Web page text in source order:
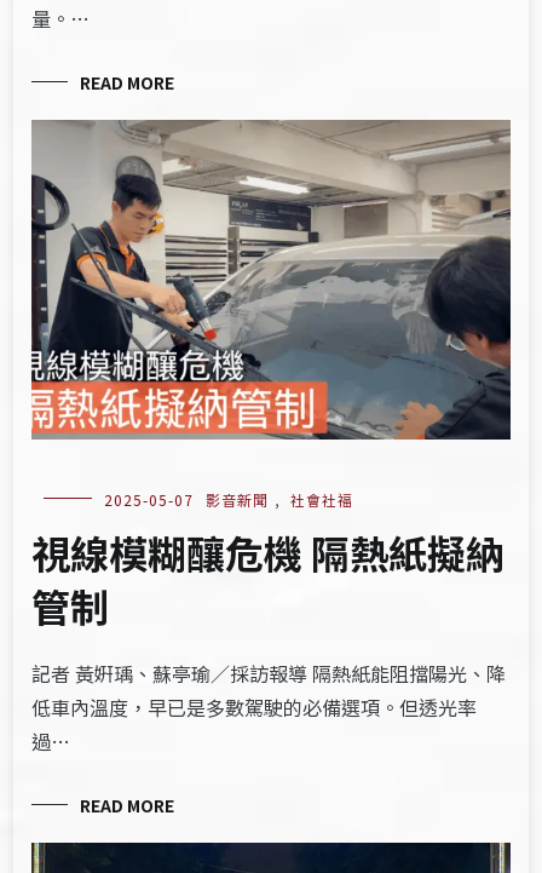
量。…
READ MORE
2025-05-07 影音新聞 , 社會社福
視線模糊釀危機 隔熱紙擬納
管制
記者 黃姸瑀、蘇亭瑜／採訪報導 隔熱紙能阻擋陽光、降
低車內溫度，早已是多數駕駛的必備選項。但透光率
過…
READ MORE